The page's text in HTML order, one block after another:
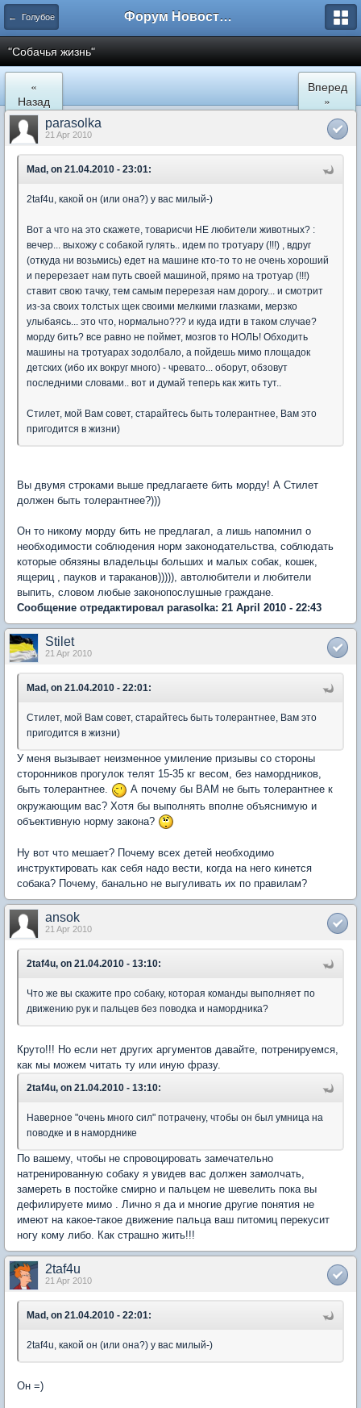
← Голубое Форум Новостройки
"Собачья жизнь"
«
Назад
Вперед
»
parasolka
21 Apr 2010
Mad, on 21.04.2010 - 23:01:
2taf4u, какой он (или она?) у вас милый-)
Вот а что на это скажете, товарисчи НЕ любители животных? :
вечер... выхожу с собакой гулять.. идем по тротуару (!!!) , вдруг
(откуда ни возьмись) едет на машине кто-то то не очень хороший
и перерезает нам путь своей машиной, прямо на тротуар (!!!)
ставит свою тачку, тем самым перерезая нам дорогу... и смотрит
из-за своих толстых щек своими мелкими глазками, мерзко
улыбаясь... это что, нормально??? и куда идти в таком случае?
морду бить? все равно не поймет, мозгов то НОЛЬ! Обходить
машины на тротуарах зодолбало, а пойдешь мимо площадок
детских (ибо их вокруг много) - чревато... оборут, обзовут
последними словами.. вот и думай теперь как жить тут..
Стилет, мой Вам совет, старайтесь быть толерантнее, Вам это
пригодится в жизни)
Вы двумя строками выше предлагаете бить морду! А Стилет
должен быть толерантнее?)))
Он то никому морду бить не предлагал, а лишь напомнил о
необходимости соблюдения норм законодательства, соблюдать
которые обязяны владельцы больших и малых собак, кошек,
ящериц , пауков и тараканов))))), автолюбители и любители
выпить, словом любые законопослушные граждане.
Сообщение отредактировал parasolka: 21 April 2010 - 22:43
Stilet
21 Apr 2010
Mad, on 21.04.2010 - 22:01:
Стилет, мой Вам совет, старайтесь быть толерантнее, Вам это
пригодится в жизни)
У меня вызывает неизменное умиление призывы со стороны
сторонников прогулок телят 15-35 кг весом, без намордников,
быть толерантнее.
А почему бы ВАМ не быть толерантнее к
окружающим вас? Хотя бы выполнять вполне объяснимую и
объективную норму закона?
Ну вот что мешает? Почему всех детей необходимо
инструктировать как себя надо вести, когда на него кинется
собака? Почему, банально не выгуливать их по правилам?
ansok
21 Apr 2010
2taf4u, on 21.04.2010 - 13:10:
Что же вы скажите про собаку, которая команды выполняет по
движению рук и пальцев без поводка и намордника?
Круто!!! Но если нет других аргументов давайте, потренируемся,
как мы можем читать ту или иную фразу.
2taf4u, on 21.04.2010 - 13:10:
Наверное "очень много сил" потрачену, чтобы он был умница на
поводке и в наморднике
По вашему, чтобы не спровоцировать замечательно
натренированную собаку я увидев вас должен замолчать,
замереть в постойке смирно и пальцем не шевелить пока вы
дефилируете мимо . Лично я да и многие другие понятия не
имеют на какое-такое движение пальца ваш питомиц перекусит
ногу кому либо. Как страшно жить!!!
2taf4u
21 Apr 2010
Mad, on 21.04.2010 - 22:01:
2taf4u, какой он (или она?) у вас милый-)
Он =)